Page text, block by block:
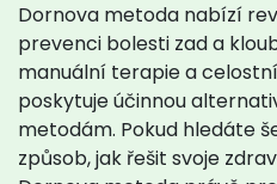
Dornova metoda nabízí
prevenci bolesti zad a
manuální terapie a
poskytuje účinnou
metodám. Pokud hledáte
způsob, jak řešit svoje